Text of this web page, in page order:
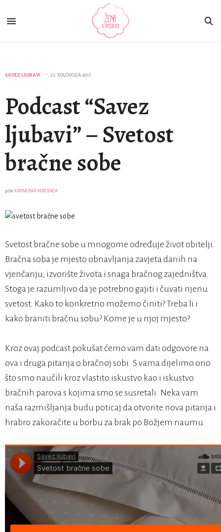
SAVEZ LJUBAVI 23. KOLOVOZA 2017.
Podcast “Savez
ljubavi” – Svetost
bračne sobe
piše KATARINA MATIJACA
Svetost bračne sobe u mnogome određuje život obitelji.
Bračna soba je mjesto obnavljanja zavjeta danih na
vjenčanju, izvorište života i snaga bračnog zajedništva.
Stoga je razumljivo da je potrebno gajiti i čuvati njenu
svetost. Kako to konkretno možemo činiti? Treba li i
kako braniti bračnu sobu? Kome je u njoj mjesto?
Kroz ovaj podcast pokušat ćemo vam dati odgovore na
ova i druga pitanja o bračnoj sobi. S vama dijelimo ono
što smo naučili kroz vlastito iskustvo kao i iskustvo
bračnih parova s kojima smo se susretali. Neka vam
naša razmišljanja budu poticaj da otvorite nova pitanja i
hrabro zakoračite u borbu za brak po Božjem naumu.